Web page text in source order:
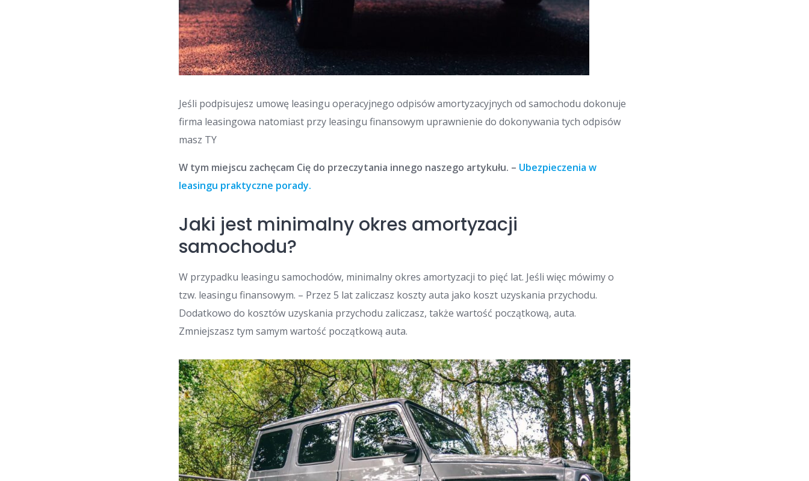
Jeśli podpisujesz umowę leasingu operacyjnego odpisów amortyzacyjnych od samochodu dokonuje
firma leasingowa natomiast przy leasingu finansowym uprawnienie do dokonywania tych odpisów
masz TY
W tym miejscu zachęcam Cię do przeczytania innego naszego artykułu. – Ubezpieczenia w
leasingu praktyczne porady.
Jaki jest minimalny okres amortyzacji
samochodu?
W przypadku leasingu samochodów, minimalny okres amortyzacji to pięć lat. Jeśli więc mówimy o
tzw. leasingu finansowym. – Przez 5 lat zaliczasz koszty auta jako koszt uzyskania przychodu.
Dodatkowo do kosztów uzyskania przychodu zaliczasz, także wartość początkową, auta.
Zmniejszasz tym samym wartość początkową auta.